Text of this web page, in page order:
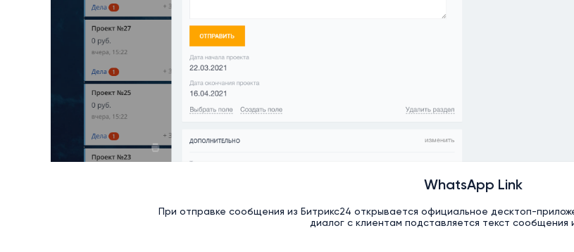
WhatsApp Link
При отправке сообщения из Битрикс24 открывается официальное десктоп-
диалог с клиентам подставляется текст сообщения